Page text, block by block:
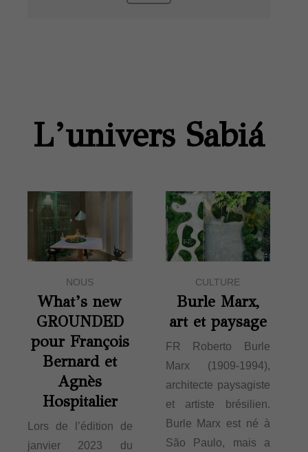
L’univers Sabiá
NOUS
What’s new
GROUNDED
pour François
Bernard et
Agnès
Hospitalier
Lors de l’édition de
janvier 2023 du
CULTURE
Burle Marx,
art et paysage
FR Roberto Burle
Marx (1909-1994),
architecte paysagiste
et artiste brésilien.
Burle Marx est né à
São Paulo, mais a